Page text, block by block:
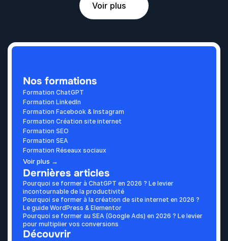
Voir plus
Nos formations
Formation ChatGPT
Formation LinkedIn
Formation Facebook & Instagram
Formation Création site internet
Formation SEO
Formation SEA
Formation Réseaux sociaux
Voir plus →
Dernières articles
Pourquoi se former à ChatGPT en 2026 ? Le levier
incontournable de la productivité
Pourquoi se former à la création de site internet en 2026 ?
Le guide WordPress & Elementor
Pourquoi se former au SEA (Google Ads) en 2026 ? Le levier
pour multiplier vos conversions
Découvrir